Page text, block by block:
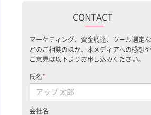
CONTACT
マーケティング、資金調達、ツール選定な
どのご相談のほか、本メディアへの感想や
ご意見は以下よりお申し込みください。
氏名*
会社名